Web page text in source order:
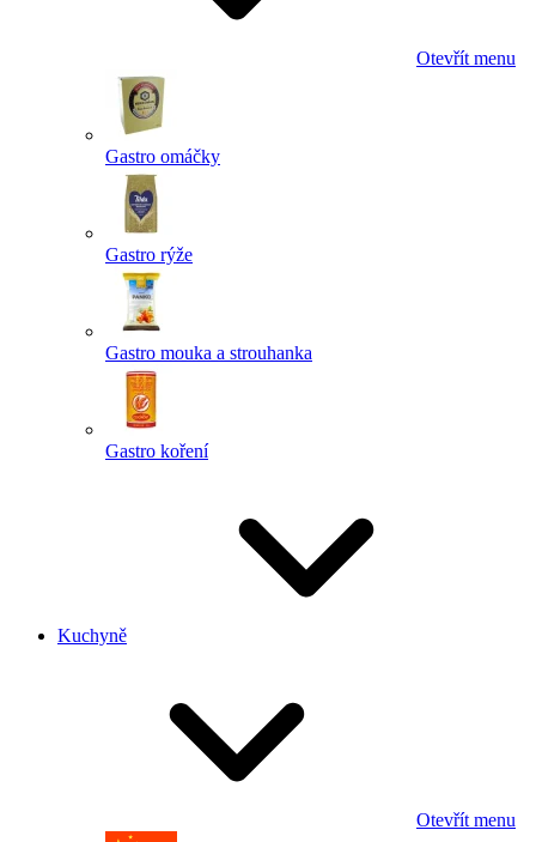
Otevřít menu
Gastro omáčky
Gastro rýže
Gastro mouka a strouhanka
Gastro koření
Kuchyně
Otevřít menu